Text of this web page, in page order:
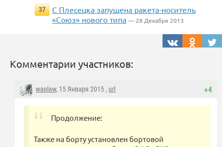
37
С Плесецка запущена ракета-носитель
«Союз» нового типа — 28 Декабря 2013
Комментарии участников:
+4
waplaw, 15 Января 2015 , url
Продолжение:
Также на борту установлен бортовой